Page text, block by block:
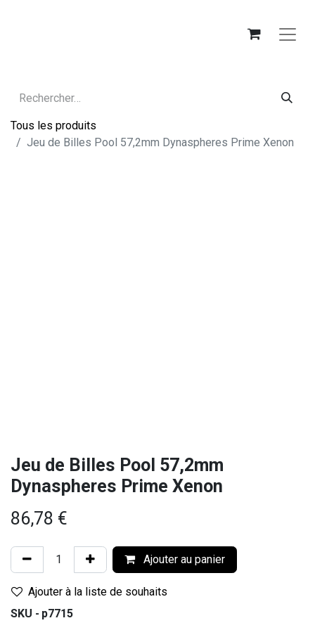
Tous les produits
Jeu de Billes Pool 57,2mm Dynaspheres Prime Xenon
Jeu de Billes Pool 57,2mm
Dynaspheres Prime Xenon
86,78 €
Ajouter au panier
Ajouter à la liste de souhaits
SKU - p7715